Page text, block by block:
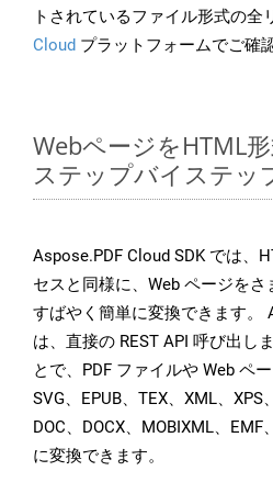
トされているファイル形式の全
Cloud プラットフォームでご確
WebページをHTML
ステップバイステッ
Aspose.PDF Cloud SDK では、
セスと同様に、Web ページを
すばやく簡単に変換できます。
は、直接の REST API 呼び出し
とで、PDF ファイルや Web ペ
SVG、EPUB、TEX、XML、XPS
DOC、DOCX、MOBIXML、
に変換できます。